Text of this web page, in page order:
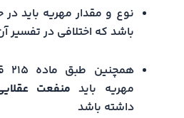
نوع و مقدار مهریه باید
باشد که اختلافی در تفسیر
مهریه باید منفعت
داشته باشد